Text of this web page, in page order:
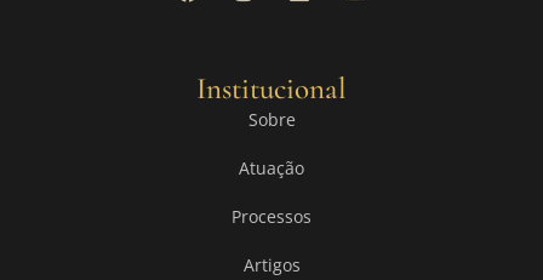
Institucional
Sobre
Atuação
Processos
Artigos